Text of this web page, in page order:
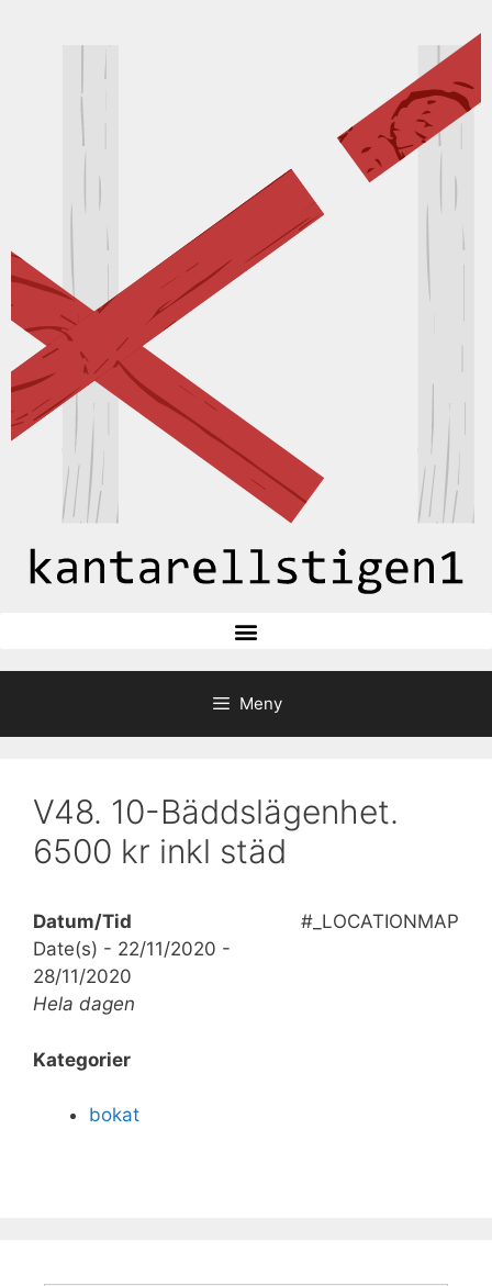
Meny
V48. 10-Bäddslägenhet.
6500 kr inkl städ
#_LOCATIONMAP
Datum/Tid
Date(s) - 22/11/2020 -
28/11/2020
Hela dagen
Kategorier
bokat